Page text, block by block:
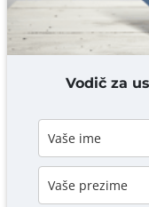
Vodič za